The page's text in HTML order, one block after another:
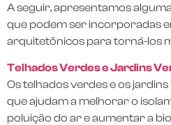
A seguir, apresentamos
que podem ser incorporadas
arquitetônicos para torná-los
Telhados Verdes e Jardins
Os telhados verdes e os
que ajudam a melhorar o
poluição do ar e aumentar a